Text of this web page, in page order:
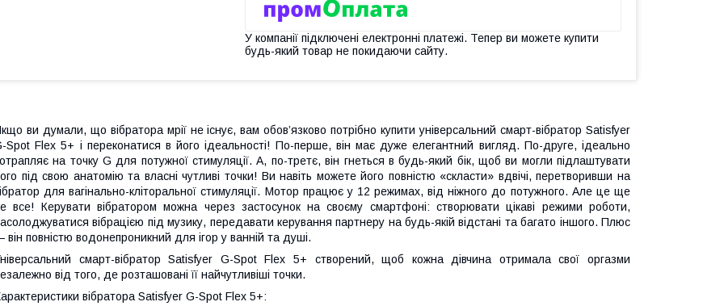
У компанії підключені електронні платежі. Тепер ви можете купити
будь-який товар не покидаючи сайту.
ви думали, що вібратора мрії не існує, вам обов’язково потрібно купити універсальний смарт-вібратор Satisfyer
Spot Flex 5+ і переконатися в його ідеальності! По-перше, він має дуже елегантний вигляд. По-друге, ідеально
на точку G для потужної стимуляції. А, по-третє, він гнеться в будь-який бік, щоб ви могли підлаштувати
під свою анатомію та власні чутливі точки! Ви навіть можете його повністю «скласти» вдвічі, перетворивши на
для вагінально-кліторальної стимуляції. Мотор працює у 12 режимах, від ніжного до потужного. Але це ще
все! Керувати вібратором можна через застосунок на своєму смартфоні: створювати цікаві режими роботи,
вібрацією під музику, передавати керування партнеру на будь-якій відстані та багато іншого. Плюс
він повністю водонепроникний для ігор у ванній та душі.
смарт-вібратор Satisfyer G-Spot Flex 5+ створений, щоб кожна дівчина отримала свої оргазми
від того, де розташовані її найчутливіші точки.
вібратора Satisfyer G-Spot Flex 5+: